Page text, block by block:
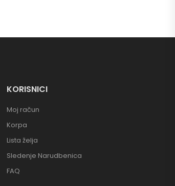
KORISNICI
Moj račun
Korpa
Lista želja
Sledenje Narudbenica
FAQ